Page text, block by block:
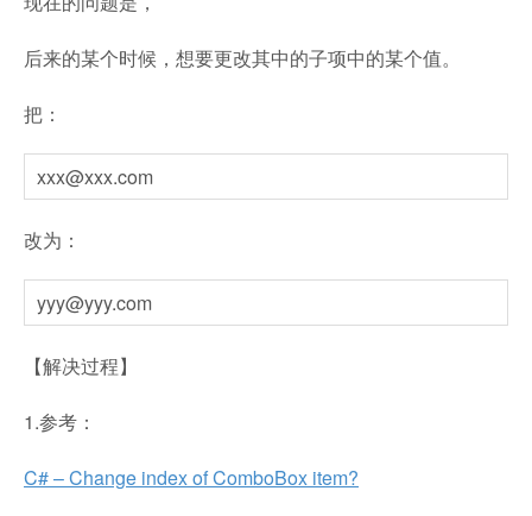
后来的某个时候，想要更改其中的子项中的某个值。
把：
xxx@xxx.com
改为：
yyy@yyy.com
【解决过程】
1.参考：
C# – Change index of ComboBox item?